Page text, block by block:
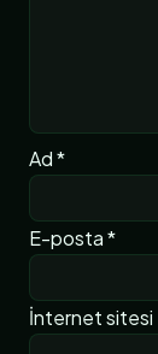
Ad*
E-posta*
İnternet sitesi